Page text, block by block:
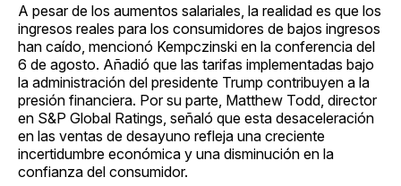
A pesar de los aumentos salariales, la realidad es que los
ingresos reales para los consumidores de bajos ingresos
han caído, mencionó Kempczinski en la conferencia del
6 de agosto. Añadió que las tarifas implementadas bajo
la administración del presidente Trump contribuyen a la
presión financiera. Por su parte, Matthew Todd, director
en S&P Global Ratings, señaló que esta desaceleración
en las ventas de desayuno refleja una creciente
incertidumbre económica y una disminución en la
confianza del consumidor.